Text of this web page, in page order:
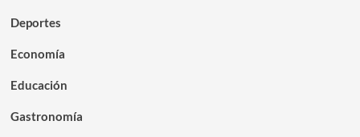
Deportes
Economía
Educación
Gastronomía